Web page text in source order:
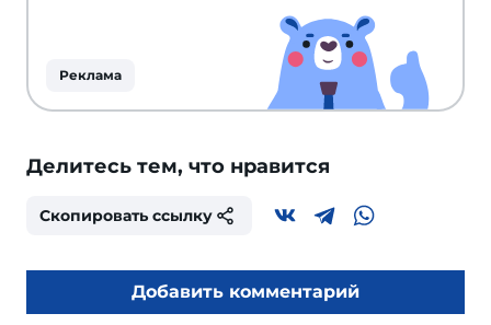
Реклама
Делитесь тем, что нравится
Скопировать ссылку
Добавить комментарий